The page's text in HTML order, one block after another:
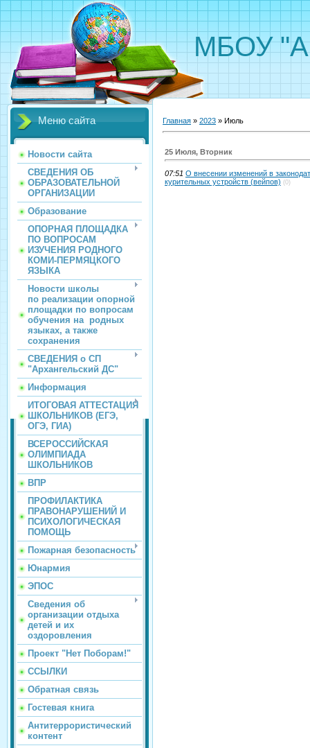
МБОУ
Меню сайта
Новости сайта
СВЕДЕНИЯ ОБ
ОБРАЗОВАТЕЛЬНОЙ
ОРГАНИЗАЦИИ
Образование
ОПОРНАЯ ПЛОЩАДКА
ПО ВОПРОСАМ
ИЗУЧЕНИЯ РОДНОГО
КОМИ-ПЕРМЯЦКОГО
ЯЗЫКА
Новости школы
по реализации опорной
площадки по вопросам
обучения на родных
языках, а также
сохранения
СВЕДЕНИЯ о СП
"Архангельский ДС"
Информация
ИТОГОВАЯ АТТЕСТАЦИЯ
ШКОЛЬНИКОВ (ЕГЭ,
ОГЭ, ГИА)
ВСЕРОССИЙСКАЯ
ОЛИМПИАДА
ШКОЛЬНИКОВ
ВПР
ПРОФИЛАКТИКА
ПРАВОНАРУШЕНИЙ И
ПСИХОЛОГИЧЕСКАЯ
ПОМОЩЬ
Пожарная безопасность
Юнармия
ЭПОС
Сведения об
организации отдыха
детей и их
оздоровления
Проект "Нет Поборам!"
ССЫЛКИ
Обратная связь
Гостевая книга
Антитеррористический
контент
Главная » 2023 » Июль
25 Июля, Вторник
07:51 О внесении изменений в
курительных устройств (вейпов) (0)